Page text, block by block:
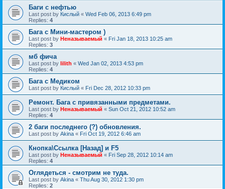
Баги с нефтью
Last post by Кислый « Wed Feb 06, 2013 6:49 pm
Replies: 4
Бага с Мини-мастером )
Last post by Неназываемый « Fri Jan 18, 2013 10:25 am
Replies: 3
мб фича
Last post by lilith « Wed Jan 02, 2013 4:53 pm
Replies: 4
Бага с Медиком
Last post by Кислый « Fri Dec 28, 2012 10:33 pm
Ремонт. Бага с привязанными предметами.
Last post by Неназываемый « Sun Oct 21, 2012 10:52 am
Replies: 4
2 баги последнего (?) обновления.
Last post by Akina « Fri Oct 19, 2012 6:46 am
Кнопка\Ссылка [Назад] и F5
Last post by Неназываемый « Fri Sep 28, 2012 10:14 am
Replies: 4
Оглядеться - смотрим не туда.
Last post by Akina « Thu Aug 30, 2012 1:30 pm
Replies: 2